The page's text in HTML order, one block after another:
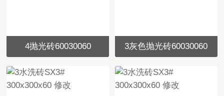
4抛光砖60030060 3灰色抛光砖60030060